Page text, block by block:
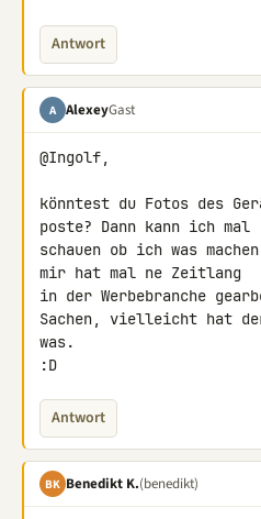
Antwort
A AlexeyGast
@Ingolf,
könntest du Fotos des
poste? Dann kann ich mal
schauen ob ich was
mir hat mal ne Zeitlang
in der Werbebranche
Sachen, vielleicht hat
was.
:D
Antwort
BK Benedikt K.(benedikt)